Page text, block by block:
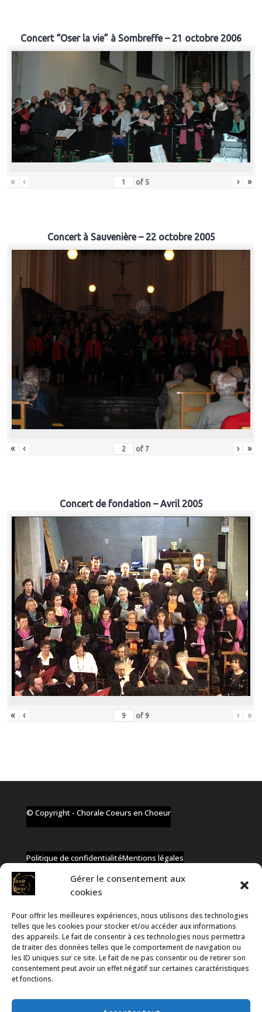
Gérer le consentement aux
cookies
Pour offrir les meilleures expériences, nous utilisons des technologies
telles que les cookies pour stocker et/ou accéder aux informations
des appareils. Le fait de consentir à ces technologies nous permettra
de traiter des données telles que le comportement de navigation ou
les ID uniques sur ce site. Le fait de ne pas consentir ou de retirer son
consentement peut avoir un effet négatif sur certaines caractéristiques
et fonctions.
Concert “Oser la vie” à Sombreffe – 21 octobre 2006
« ‹ of 5 › »
Concert à Sauvenière – 22 octobre 2005
« ‹ of 7 › »
Concert de fondation – Avril 2005
« ‹ of 9 › »
© Copyright - Chorale Coeurs en Choeur
Politique de confidentialitéMentions légales
✆ +32 477 91 58 46
✉ infos@coeurs-en-choeur.be
Toute proposition de partenariat en développement sera